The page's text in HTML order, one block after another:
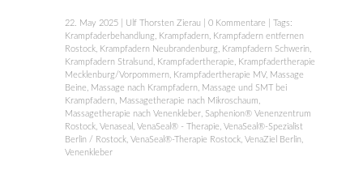
22. May 2025 Ulf Thorsten Zierau 0 Kommentare | Tags:
Krampfaderbehandlung, Krampfadern, Krampfadern entfernen
Rostock, Krampfadern Neubrandenburg, Krampfadern Schwerin,
Krampfadern Stralsund , Krampfadertherapie, Krampfadertherapie
Mecklenburg/Vorpommern, Krampfadertherapie MV, Massage
Beine, Massage nach Krampfadern, Massage und SMT bei
Krampfadern, Massagetherapie nach Mikroschaum,
Massagetherapie nach Venenkleber, Saphenion® Venenzentrum
Rostock, Venaseal , VenaSeal® - Therapie, VenaSeal®-Spezialist
Berlin / Rostock, VenaSeal®-Therapie Rostock, VenaZiel Berlin,
Venenkleber